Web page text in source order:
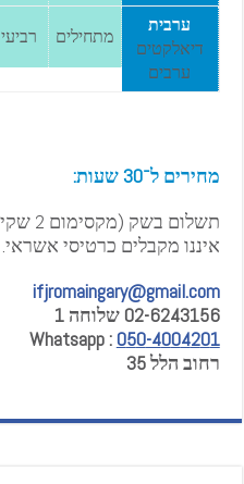
ערבית
דיאלקטים
ערבים
מתחילים רביעי
מחירים ל־30 שעות:
תשלום בשק (מקסימום 2 שקים) או במזומן.
איננו מקבלים כרטיסי אשראי.
ifjromaingary@gmail.com
02-6243156 שלוחה 1
Whatsapp :050-4004201
רחוב הלל 35